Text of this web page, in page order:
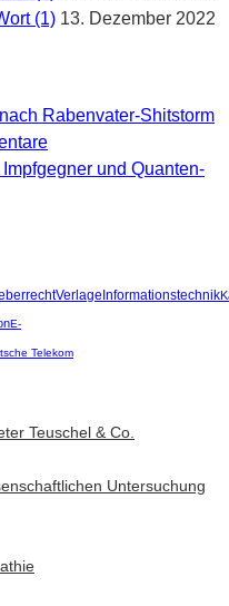
(1) 13. Dezember 2022
Rabenvater-Shitstorm
und Quanten-
Verlage Informationstechnik
E-
Telekom
Teuschel & Co.
Untersuchung